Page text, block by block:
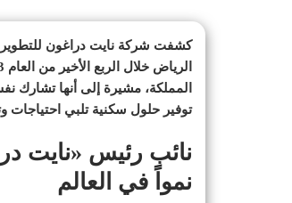
كشفت شركة نايت دراغون
المملكة، مشيرة إلى أنها تشارك
توفير حلول سكنية تلبي احتياجات
نائب رئيس «نايت
نمواً في العالم